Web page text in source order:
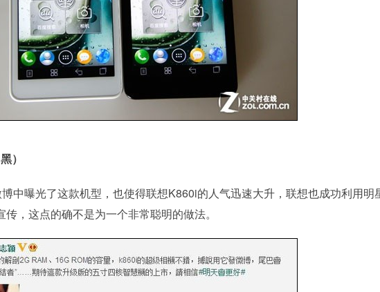
）
中曝光了这款机型，也使得联想K860i的人气迅速大升，联想也成功利用明
，这点的确不是为一个非常聪明的做法。